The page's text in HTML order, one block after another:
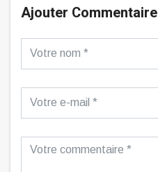
Ajouter Commentaire